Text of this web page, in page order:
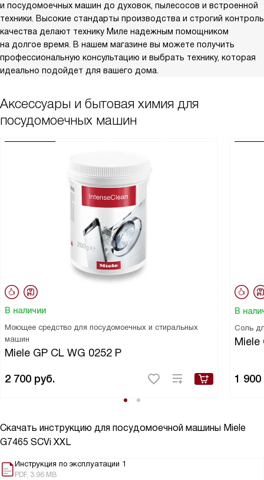
и посудомоечных машин до духовок, пылесосов и встроенной
техники. Высокие стандарты производства и строгий контроль
качества делают технику Миле надежным помощником
на долгое время. В нашем магазине вы можете получить
профессиональную консультацию и выбрать технику, которая
идеально подойдет для вашего дома.
Аксессуары и бытовая химия для
посудомоечных машин
В наличии
Моющее средство для посудомоечных и стиральных
машин
Miele GP CL WG 0252 P
2 700 руб.
В
Соль
Miele
1 900
Скачать инструкцию для посудомоечной машины Miele
G7465 SCVi XXL
Инструкция по эксплуатации 1
PDF, 3.96 MB